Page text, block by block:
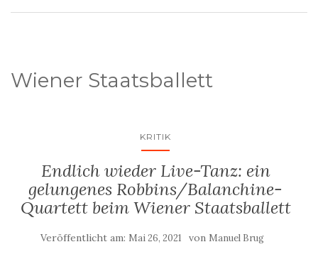
Wiener Staatsballett
KRITIK
Endlich wieder Live-Tanz: ein
gelungenes Robbins/Balanchine-
Quartett beim Wiener Staatsballett
Veröffentlicht am: Mai 26, 2021 von Manuel Brug